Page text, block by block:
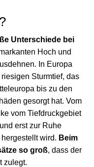
Unterschiede bei
Hoch und
In Europa
Sturmtief, das
bis zu den
gesorgt hat. Vom
vom Tiefdruckgebiet
erst zur Ruhe
wird. Beim
so groß, dass der
zulegt.